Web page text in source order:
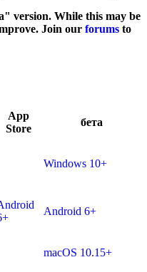
version. While this may be
Join our forums to
App
Store
бета
Windows 10+
Android 6+
macOS 10.15+